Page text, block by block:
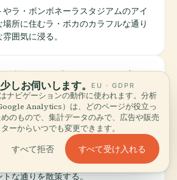
やラ・ボンボネーラスタジアムのアイ
場所に住むラ・ボカのカラフルな通り
囲気に浸る。
ブティック、高級レストラン、美し
うブエノスアイレスで最も活気のあ
、パレルモを発見する。
建築物を鑑賞し、有名な墓地を訪問
れた雰囲気を楽しむためにレコレータ
トな通りを散策する。
しお伺いします。 EU · GDPR
ナビゲーションの動作に使われます。分析
Analytics）は、どのページが役立っ
のもので、集計データのみで、広告や販売
ーからいつでも変更できます。
すべて拒否 すべて受け入れる